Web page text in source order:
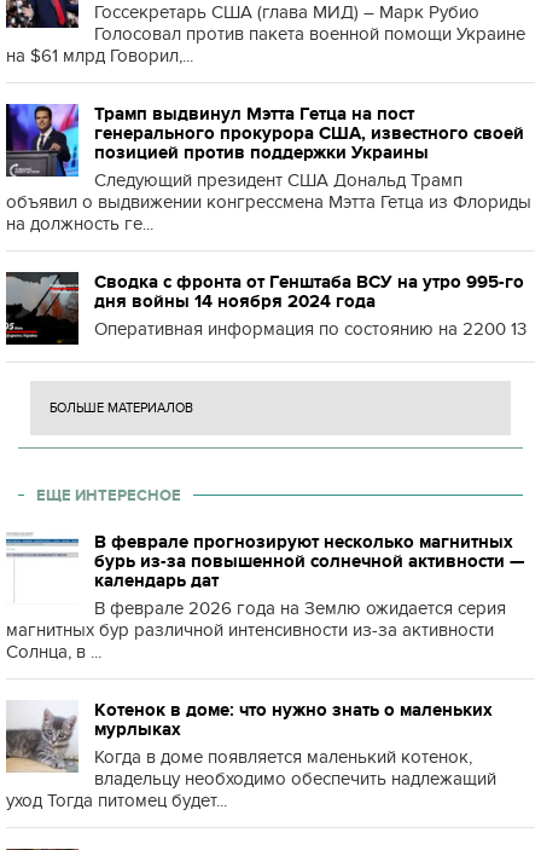
Госсекретарь США (глава МИД) – Марк Рубио
Голосовал против пакета военной помощи Украине
на $61 млрд Говорил,...
Трамп выдвинул Мэтта Гетца на пост
генерального прокурора США, известного своей
позицией против поддержки Украины
Следующий президент США Дональд Трамп
объявил о выдвижении конгрессмена Мэтта Гетца из Флориды
на должность ге...
Сводка с фронта от Генштаба ВСУ на утро 995-го
дня войны 14 ноября 2024 года
Оперативная информация по состоянию на 2200 13
БОЛЬШЕ МАТЕРИАЛОВ
ЕЩЕ ИНТЕРЕСНОЕ
В феврале прогнозируют несколько магнитных
бурь из-за повышенной солнечной активности —
календарь дат
В феврале 2026 года на Землю ожидается серия
магнитных бур различной интенсивности из-за активности
Солнца, в ...
Котенок в доме: что нужно знать о маленьких
мурлыках
Когда в доме появляется маленький котенок,
владельцу необходимо обеспечить надлежащий
уход Тогда питомец будет...